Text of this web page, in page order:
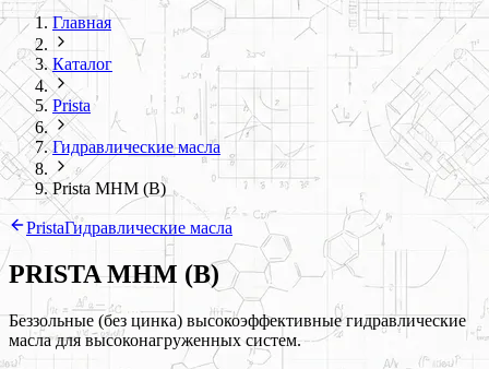
Главная
Каталог
Prista
Гидравлические масла
Prista MHM (B)
PristaГидравлические масла
PRISTA MHM (B)
Беззольные (без цинка) высокоэффективные гидравлические
масла для высоконагруженных систем.